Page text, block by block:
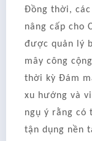
Đồng thời, các
nâng cấp cho
được quản lý
mây công
thời kỳ Đám
xu hướng và
ngụ ý rằng có
tận dụng nền